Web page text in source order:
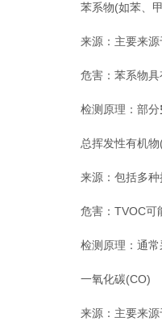
苯系物(如苯、甲
来源：主要来源于
危害：苯系物具有
检测原理：部分
总挥发性有机物
来源：包括多种挥
危害：TVOC可能
检测原理：通常采
一氧化碳(CO)
来源：主要来源于